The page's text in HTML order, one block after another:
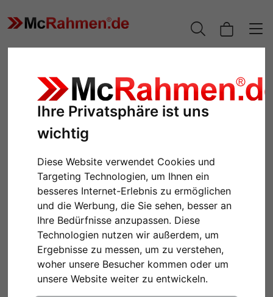
Ihre Privatsphäre ist uns
wichtig
Diese Website verwendet Cookies und
Targeting Technologien, um Ihnen ein
besseres Internet-Erlebnis zu ermöglichen
und die Werbung, die Sie sehen, besser an
Ihre Bedürfnisse anzupassen. Diese
Technologien nutzen wir außerdem, um
Ergebnisse zu messen, um zu verstehen,
woher unsere Besucher kommen oder um
unsere Website weiter zu entwickeln.
Zurück